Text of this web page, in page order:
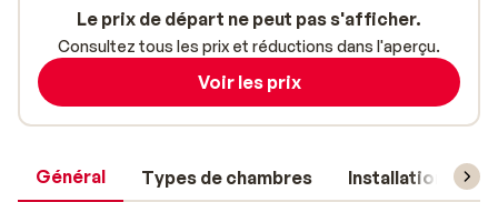
Général Types de chambres Installations
Le prix de départ ne peut pas s'afficher.
Consultez tous les prix et réductions dans l'aperçu.
Voir les prix